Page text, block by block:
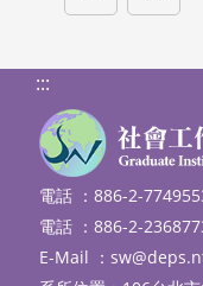
:::
電話 ：886-2-
電話 ：886-2-
E-Mail ：